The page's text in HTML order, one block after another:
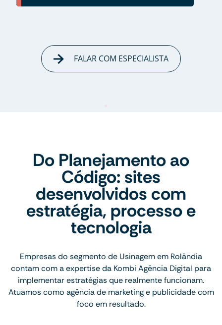
FALAR COM ESPECIALISTA
Do Planejamento ao
Código: sites
desenvolvidos com
estratégia, processo e
tecnologia
Empresas do segmento de Usinagem em Rolândia
contam com a expertise da Kombi Agência Digital para
implementar estratégias que realmente funcionam.
Atuamos como agência de marketing e publicidade com
foco em resultado.